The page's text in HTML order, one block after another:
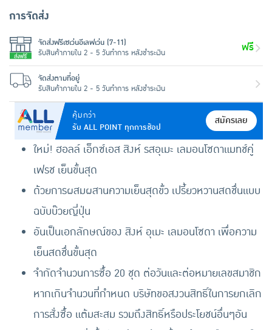
คุ้มกว่า
รับ ALL POINT ทุกการช้อป
สมัครเลย
ใหม่! ฮอลล์ เอ็กซ์เอส สิงห์ รสอุเมะ เลมอนโซดาแมทช์คู่
เฟรช เย็นขั้นสุด
ด้วยการผสมผสานความเย็นสุดขั้ว เปรี้ยวหวานสดชื่นแบบ
ฉบับบ๊วยญี่ปุ่น
อันเป็นเอกลักษณ์ของ สิงห์ อุเมะ เลมอนโซดา เพื่อความ
เย็นสดชื่นขั้นสุด
จำกัดจำนวนการซื้อ 20 ชุด ต่อวันและต่อหมายเลขสมาชิก
หากเกินจำนวนที่กำหนด บริษัทขอสงวนสิทธิ์ในการยกเลิก
การสั่งซื้อ แต้มสะสม รวมถึงสิทธิ์หรือประโยชน์อื่นๆอัน
การจัดส่ง
จัดส่งฟรีเซเว่นอีเลฟเว่น (7-11)
รับสินค้าภายใน 2 - 5 วันทำการ หลังชำระเงิน
ฟรี
จัดส่งตามที่อยู่
รับสินค้าภายใน 2 - 5 วันทำการ หลังชำระเงิน